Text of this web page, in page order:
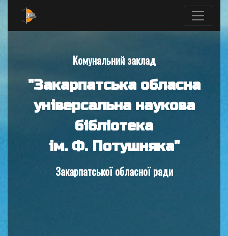
Комунальний заклад
"Закарпатська обласна
універсальна наукова
бібліотека
ім. Ф. Потушняка"
Закарпатської обласної ради